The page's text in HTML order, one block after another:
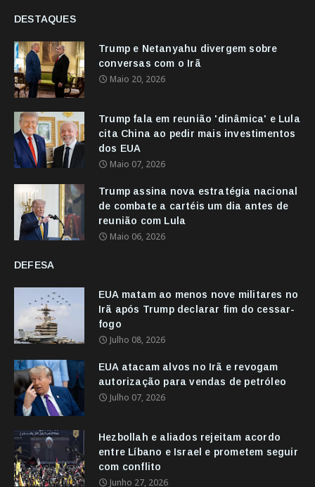
DESTAQUES
Trump e Netanyahu divergem sobre
conversas com o Irã
Maio 20, 2026
Trump fala em reunião 'dinâmica' e Lula
cita China ao pedir mais investimentos
dos EUA
Maio 07, 2026
Trump assina nova estratégia nacional
de combate a cartéis um dia antes de
reunião com Lula
Maio 06, 2026
DEFESA
EUA matam ao menos nove militares no
Irã após Trump declarar fim do cessar-
fogo
Julho 08, 2026
EUA atacam alvos no Irã e revogam
autorização para vendas de petróleo
Julho 07, 2026
Hezbollah e aliados rejeitam acordo
entre Líbano e Israel e prometem seguir
com conflito
Junho 27, 2026